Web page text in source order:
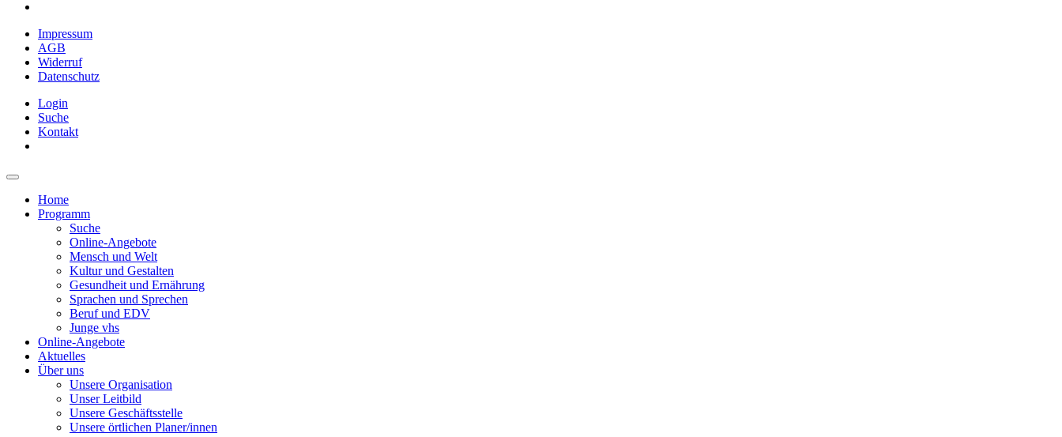
Impressum
AGB
Widerruf
Datenschutz
Login
Suche
Kontakt
Home
Programm
Suche
Online-Angebote
Mensch und Welt
Kultur und Gestalten
Gesundheit und Ernährung
Sprachen und Sprechen
Beruf und EDV
Junge vhs
Online-Angebote
Aktuelles
Über uns
Unsere Organisation
Unser Leitbild
Unsere Geschäftsstelle
Unsere örtlichen Planer/innen